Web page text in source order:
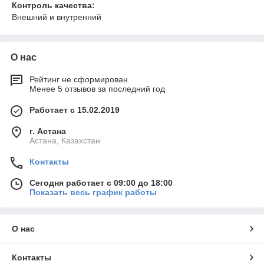
Контроль качества:
Внешний и внутренний
О нас
Рейтинг не сформирован
Менее 5 отзывов за последний год
Работает с 15.02.2019
г. Астана
Астана, Казахстан
Контакты
Сегодня работает с 09:00 до 18:00
Показать весь график работы
О нас
Контакты